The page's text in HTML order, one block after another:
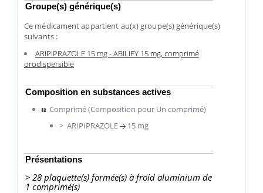
Groupe(s) générique(s)
Ce médicament appartient au(x) groupe(s) générique(s)
suivants :
ARIPIPRAZOLE 15 mg - ABILIFY 15 mg, comprimé
orodispersible
Composition en substances actives
Comprimé (Composition pour Un comprimé)
> ARIPIPRAZOLE
15 mg
Présentations
> 28 plaquette(s) formée(s) à froid aluminium de
1 comprimé(s)